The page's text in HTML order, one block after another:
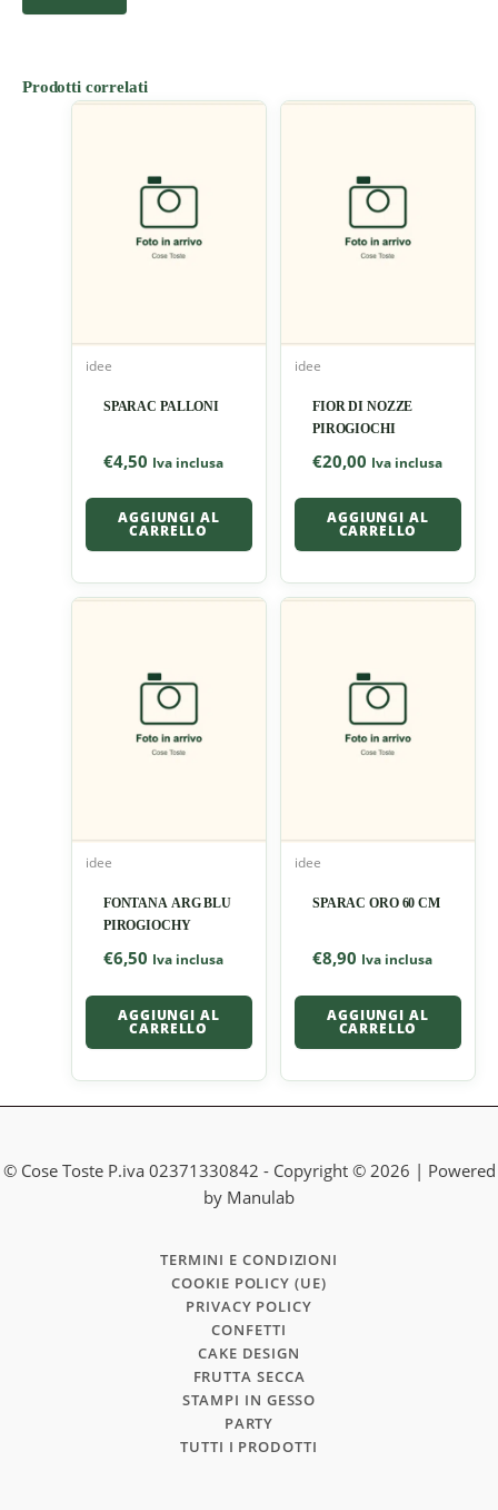
Prodotti correlati
idee
SPARAC PALLONI
€4,50 Iva inclusa
AGGIUNGI AL
CARRELLO
idee
FIOR DI NOZZE
PIROGIOCHI
€20,00 Iva inclusa
AGGIUNGI AL
CARRELLO
idee
FONTANA ARG BLU
PIROGIOCHY
€6,50 Iva inclusa
AGGIUNGI AL
CARRELLO
idee
SPARAC ORO 60 CM
€8,90 Iva inclusa
AGGIUNGI AL
CARRELLO
© Cose Toste P.iva 02371330842 - Copyright © 2026 | Powered
by Manulab
TERMINI E CONDIZIONI
COOKIE POLICY (UE)
PRIVACY POLICY
CONFETTI
CAKE DESIGN
FRUTTA SECCA
STAMPI IN GESSO
PARTY
TUTTI I PRODOTTI